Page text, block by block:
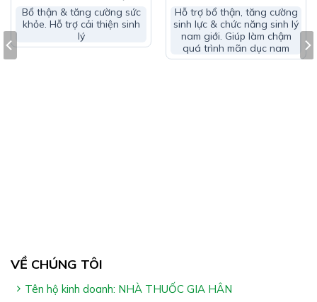
Trâu cổ:……………………………………………………………………150mg
Đông trùng hạ thảo:
…………………………………………………..100mg
Bổ thận & tăng cường sức
khỏe. Hỗ trợ cải thiện sinh
lý
Năng Sinh Lý Nam Giới
Hỗ trợ bổ thận, tăng cường
sinh lực & chức năng sinh lý
nam giới. Giúp làm chậm
quá trình mãn dục nam
VỀ CHÚNG TÔI
Tên hộ kinh doanh: NHÀ THUỐC GIA HÂN